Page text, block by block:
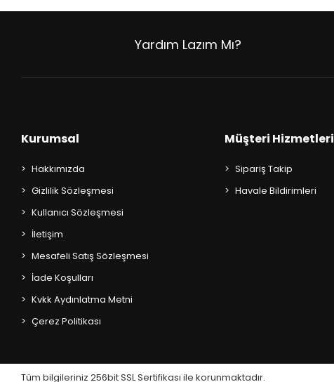
HOBİ - BULMACA KİTAPLARI +
BOYAMA - MANDALA KİTAPLARI
SÖZLÜK ÇEŞİTLERİ
ATLAS ÇEŞİTLERİ
KUR'AN-I KERİM - YASİN-İ ŞERİF
KONUŞMA KLAVUZLARI
Yardım Lazım Mı?
Kurumsal
Hakkımızda
Gizlilik Sözleşmesi
Kullanıcı Sözleşmesi
İletişim
Mesafeli Satış Sözleşmesi
İade Koşulları
Kvkk Aydınlatma Metni
Çerez Politikası
Müşteri Hizmetleri
Sipariş Takip
Havale Bildirimleri
Tüm bilgileriniz 256bit SSL Sertifikası ile korunmaktadır.